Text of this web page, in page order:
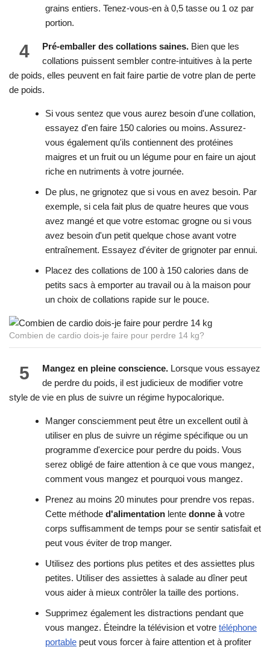
grains entiers. Tenez-vous-en à 0,5 tasse ou 1 oz par
portion.
4 Pré-emballer des collations saines. Bien que les
collations puissent sembler contre-intuitives à la perte
de poids, elles peuvent en fait faire partie de votre plan de perte
de poids.
Si vous sentez que vous aurez besoin d'une collation,
essayez d'en faire 150 calories ou moins. Assurez-
vous également qu'ils contiennent des protéines
maigres et un fruit ou un légume pour en faire un ajout
riche en nutriments à votre journée.
De plus, ne grignotez que si vous en avez besoin. Par
exemple, si cela fait plus de quatre heures que vous
avez mangé et que votre estomac grogne ou si vous
avez besoin d'un petit quelque chose avant votre
entraînement. Essayez d'éviter de grignoter par ennui.
Placez des collations de 100 à 150 calories dans de
petits sacs à emporter au travail ou à la maison pour
un choix de collations rapide sur le pouce.
Combien de cardio dois-je faire pour perdre 14 kg?
5 Mangez en pleine conscience. Lorsque vous essayez
de perdre du poids, il est judicieux de modifier votre
style de vie en plus de suivre un régime hypocalorique.
Manger consciemment peut être un excellent outil à
utiliser en plus de suivre un régime spécifique ou un
programme d'exercice pour perdre du poids. Vous
serez obligé de faire attention à ce que vous mangez,
comment vous mangez et pourquoi vous mangez.
Prenez au moins 20 minutes pour prendre vos repas.
Cette méthode d'alimentation lente donne àvotre
corps suffisamment de temps pour se sentir satisfait et
peut vous éviter de trop manger.
Utilisez des portions plus petites et des assiettes plus
petites. Utiliser des assiettes à salade au dîner peut
vous aider à mieux contrôler la taille des portions.
Supprimez également les distractions pendant que
vous mangez. Éteindre la télévision et votre téléphone
portable peut vous forcer à faire attention et à profiter